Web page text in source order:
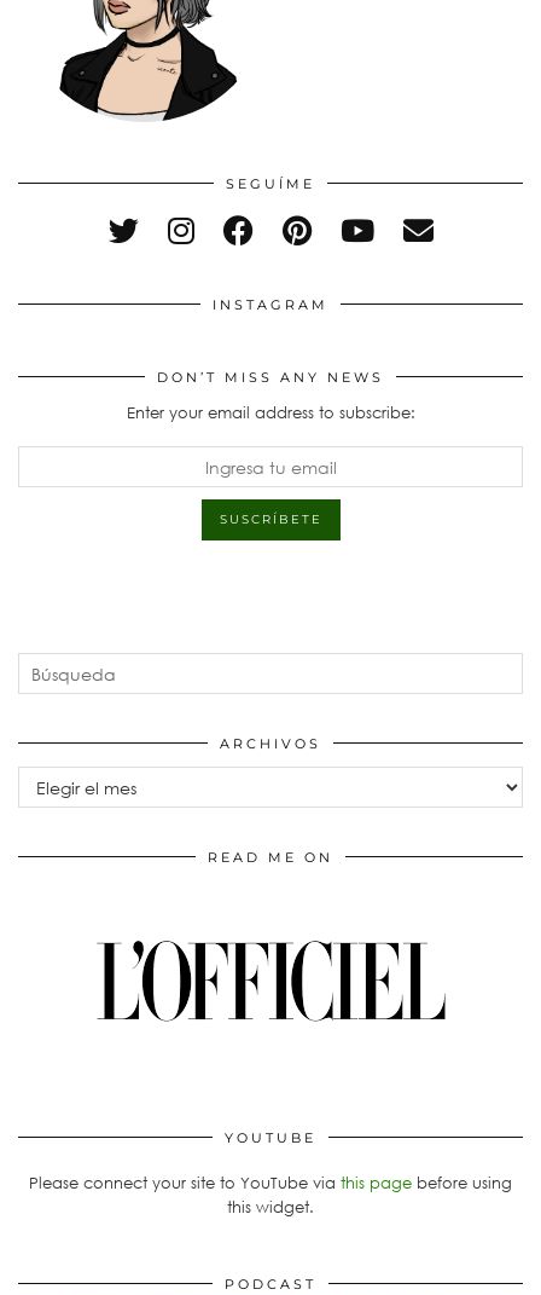
SEGUÍME
INSTAGRAM
DON’T MISS ANY NEWS
Enter your email address to subscribe:
ARCHIVOS
Archivos
READ ME ON
YOUTUBE
Please connect your site to YouTube via this page before using
this widget.
PODCAST